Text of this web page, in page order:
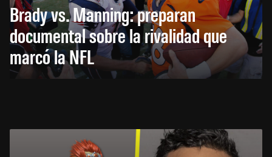
Brady vs. Manning: preparan
documental sobre la rivalidad que
marcó la NFL